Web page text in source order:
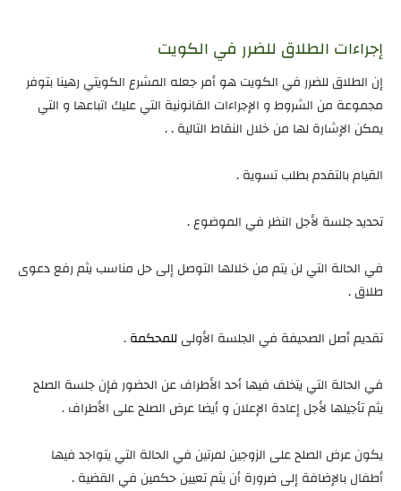
إجراءات الطلاق للضرر في الكويت
إن الطلاق للضرر في الكويت هو أمر جعله المشرع الكويتي رهينا بتوفر
مجموعة من الشروط و الإجراءات القانونية التي عليك اتباعها و التي
يمكن الإشارة لها من خلال النقاط التالية . .
القيام بالتقدم بطلب تسوية .
تحديد جلسة لأجل النظر في الموضوع .
في الحالة التي لن يتم من خلالها التوصل إلى حل مناسب يثم رفع دعوى
طلاق .
تقديم أصل الصحيفة في الجلسة الأولى للمحكمة.
في الحالة التي يتخلف فيها أحد الأطراف عن الحضور فإن جلسة الصلح
يثم تأجيلها لأجل إعادة الإعلان و أيضا عرض الصلح على الأطراف .
يكون عرض الصلح على الزوجين لمرتين في الحالة التي يتواجد فيها
أطفال بالإضافة إلى ضرورة أن يثم تعيين حكمين في القضية .